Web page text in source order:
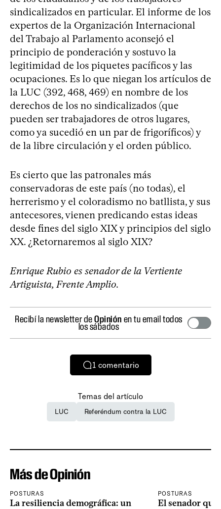
sindicalizados en particular. El informe de los
expertos de la Organización Internacional
del Trabajo al Parlamento aconsejó el
principio de ponderación y sostuvo la
legitimidad de los piquetes pacíficos y las
ocupaciones. Es lo que niegan los artículos de
la LUC (392, 468, 469) en nombre de los
derechos de los no sindicalizados (que
pueden ser trabajadores de otros lugares,
como ya sucedió en un par de frigoríficos) y
de la libre circulación y el orden público.
Es cierto que las patronales más
conservadoras de este país (no todas), el
herrerismo y el coloradismo no batllista, y sus
antecesores, vienen predicando estas ideas
desde fines del siglo XIX y principios del siglo
XX. ¿Retornaremos al siglo XIX?
Enrique Rubio es senador de la Vertiente
Artiguista, Frente Amplio.
Recibí la newsletter deOpinión en tu email todos
los sábados
1 comentario
Temas del artículo
LUC Referéndum contra la LUC
Más de Opinión
POSTURAS
La resiliencia demográfica: un
POSTURAS
El senador